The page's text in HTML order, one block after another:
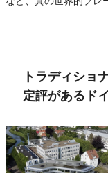
トラディショ
定評があるド